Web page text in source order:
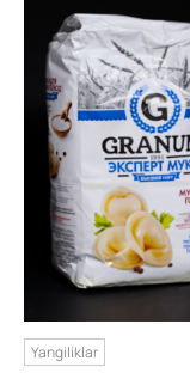
Yangiliklar